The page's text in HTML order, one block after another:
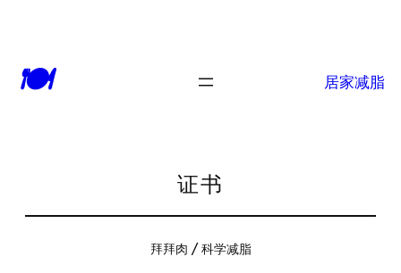
🍽 居家减脂
证书
拜拜肉 / 科学减脂